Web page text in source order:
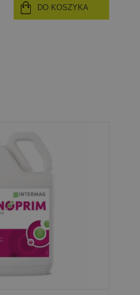
DO KOSZYKA